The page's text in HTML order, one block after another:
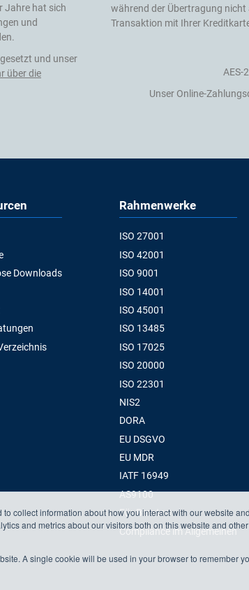
collect information about how you interact with our website
and metrics about our visitors both on this website and
A single cookie will be used in your browser to remember
Jahre hat sich
und
und unser
über die
während der Übertragung nicht
Transaktion mit Ihrer
AES-
Unser Online-
Downloads
Rahmenwerke
ISO 27001
ISO 42001
ISO 9001
ISO 14001
ISO 45001
ISO 13485
ISO 17025
ISO 20000
ISO 22301
NIS2
DORA
EU DSGVO
EU MDR
IATF 16949
AS9100
Für Berater
Compliance im Allgemeinen